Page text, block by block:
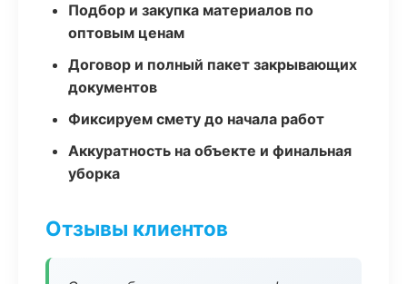
Подбор и закупка материалов по
оптовым ценам
Договор и полный пакет закрывающих
документов
Фиксируем смету до начала работ
Аккуратность на объекте и финальная
уборка
Отзывы клиентов